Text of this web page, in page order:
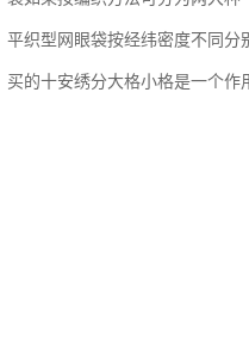
平织型网眼袋按经纬密度不同
买的十安绣分大格小格是一个作